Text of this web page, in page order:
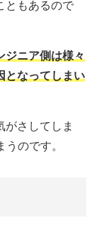
ともあるので
ジニア側は様々
となってしまい
がさしてしま
のです。